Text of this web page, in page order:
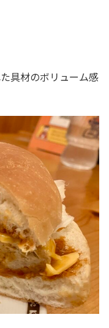
具材のボリューム感